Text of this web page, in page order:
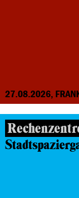
27.08.2026,